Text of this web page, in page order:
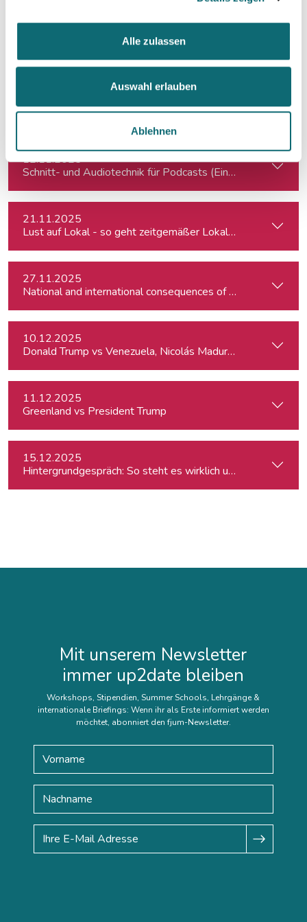
Alle zulassen
Auswahl erlauben
Ablehnen
Do Viktor Orban’s political rivals promise radical policy
12.11.2025
Schnitt- und Audiotechnik für Podcasts (Einsteiger:innen)
21.11.2025
Lust auf Lokal - so geht zeitgemäßer Lokaljournalismus
27.11.2025
10.12.2025
Donald Trump vs Venezuela, Nicolás Maduro and narco-
11.12.2025
Greenland vs President Trump
15.12.2025
Hintergrundgespräch: So steht es wirklich um die
Mit unserem Newsletter
immer up2date bleiben
Workshops, Stipendien, Summer Schools, Lehrgänge &
internationale Briefings: Wenn ihr als Erste informiert werden
möchtet, abonniert den fjum-Newsletter.